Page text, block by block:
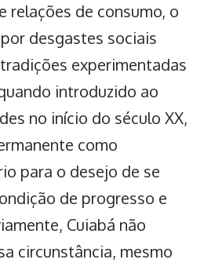
relações de consumo, o
desgastes sociais
experimentadas
introduzido ao
no início do século XX,
como
para o desejo de se
de progresso e
Cuiabá não
circunstância, mesmo